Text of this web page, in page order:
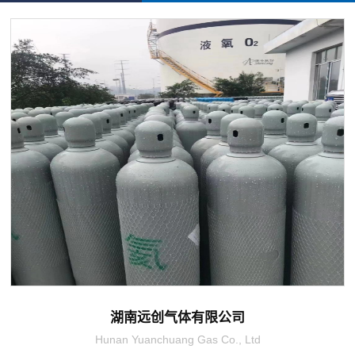
湖南远创气体有限公司
Hunan Yuanchuang Gas Co., Ltd